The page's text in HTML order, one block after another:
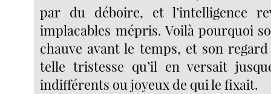
par du déboire, et l’intelligence
implacables mépris. Voilà pourquoi
chauve avant le temps, et son
telle tristesse qu’il en versait
indifférents ou joyeux de qui le fixait.